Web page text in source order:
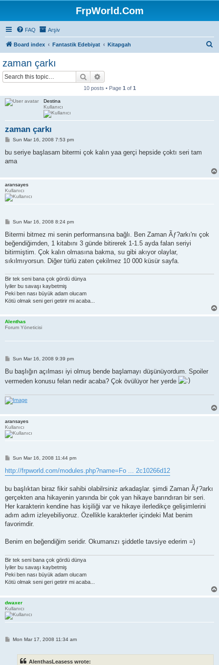
FrpWorld.Com
FAQ Arşiv
Board index Fantastik Edebiyat Kitapgah
zaman çarkı
Search
10 posts • Page 1 of 1
Destina
Kullanıcı
zaman çarkı
P
s
Sun Mar 16, 2008 7:53 pm
bu seriye başlasam bitermi çok kalın yaa gerçi hepside çoktı seri tam
ama
aransayes
Kullanıcı
P
s
Sun Mar 16, 2008 8:24 pm
Bitermi bitmez mi senin performansına bağlı. Ben Zaman Ãƒ?arkı'nı çok
beğendiğimden, 1 kitabını 3 günde bitirerek 1-1.5 ayda falan seriyi
bitirmiştim. Çok kalın olmasına bakma, su gibi akıyor olaylar,
sıkılmıyorsun. Diğer türlü zaten çekilmez 10 000 küsür sayfa.
Bir tek seni bana çok gördü dünya
İyiler bu savaşı kaybetmiş
Peki ben nası büyük adam olucam
Kötü olmak seni geri getirir mi acaba...
Alenthas
Forum Yöneticisi
P
s
Sun Mar 16, 2008 9:39 pm
Bu başlığın açılması iyi olmuş bende başlamayı düşünüyordum. Spoiler
vermeden konusu felan nedir acaba? Çok övülüyor her yerde
aransayes
Kullanıcı
P
s
t
Sun Mar 16, 2008 11:44 pm
http://frpworld.com/modules.php?name=Fo ... 2c10266d12
bu başlıktan biraz fikir sahibi olabilrsiniz arkadaşlar. şimdi Zaman Ãƒ?arkı
gerçekten ana hikayenin yanında bir çok yan hikaye barındıran bir seri.
Her karakterin kendine has kişiliği var ve hikaye ilerledikçe gelişimlerini
adım adım izleyebiliyoruz. Özellikle karakterler içindeki Mat benim
favorimdir.
Benim en beğendiğim seridir. Okumanızı şiddetle tavsiye ederim =)
Bir tek seni bana çok gördü dünya
İyiler bu savaşı kaybetmiş
Peki ben nası büyük adam olucam
Kötü olmak seni geri getirir mi acaba...
dwaxer
Kullanıcı
PMon Mar 17, 2008 11:34 am
AlenthasLeasess wrote: